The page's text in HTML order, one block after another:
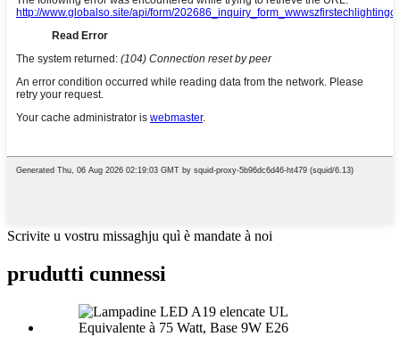
Scrivite u vostru missaghju quì è mandate à noi
prudutti cunnessi